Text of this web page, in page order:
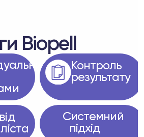
Biopell
Контроль
результату
Системний
підхід